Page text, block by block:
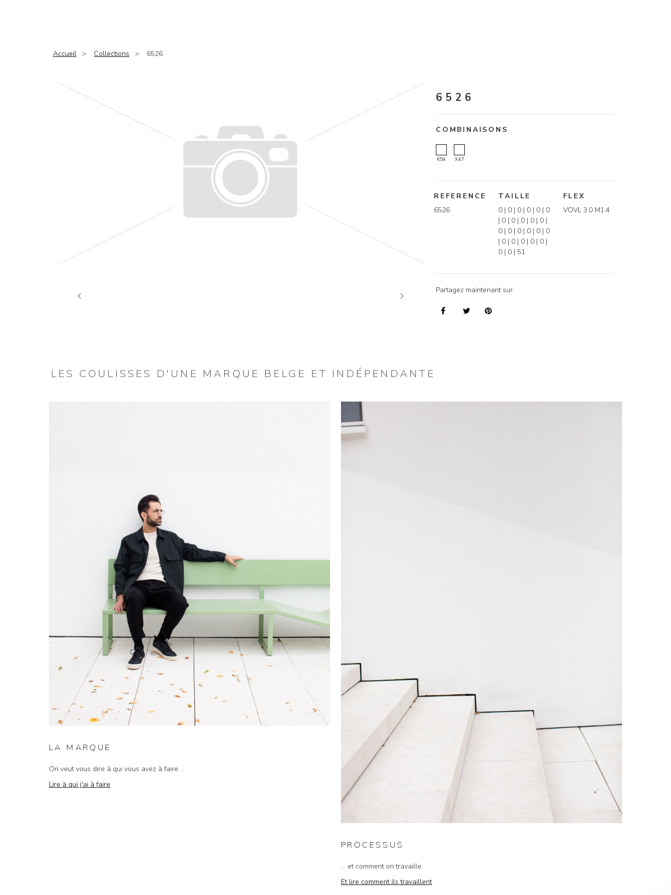
Accueil Collections 6526
Previous Next
6526
COMBINAISONS
K54 X47
REFERENCE
6526
TAILLE
0 | 0 | 0 | 0 | 0 | 0
| 0 | 0 | 0 | 0 | 0 |
0 | 0 | 0 | 0 | 0 | 0
| 0 | 0 | 0 | 0 | 0 |
0 | 0 | 51
FLEX
VOVL 3.0 M1.4
Partagez maintenant sur
LES COULISSES D'UNE MARQUE BELGE ET INDÉPENDANTE
LA MARQUE
On veut vous dire à qui vous avez à faire ...
Lire à qui j'ai à faire
PROCESSUS
... et comment on travaille.
Et lire comment ils travaillent